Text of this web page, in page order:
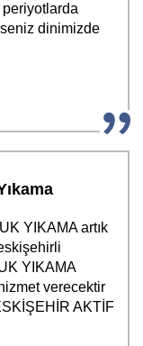
periyotlarda
dinimizde
YIKAMA artık
YIKAMA
verecektir
AKTİF